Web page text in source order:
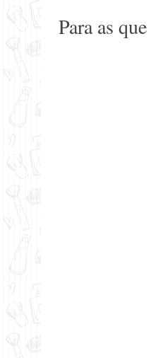
Para as